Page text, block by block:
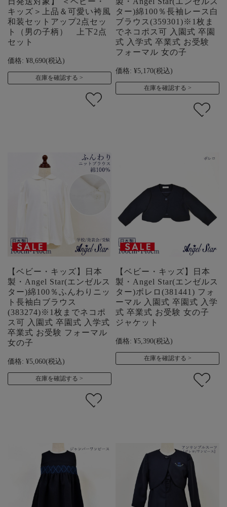
キッズ＞上品＆可愛い袴風
和装セットアップ2点セッ
ト（男の子柄） 上下2点
セット
価格: ¥8,690(税込)
在庫を確認する
ター)綿100％長袖レース白
ブラウス(359301)※1枚ま
でネコポス可 入園式 卒園
式 入学式 卒業式 お受験
フォーマル 女の子
価格: ¥5,170(税込)
在庫を確認する
【ベビー・キッズ】日本
製・Angel Star(エンゼルス
ター)綿100％ふんわりニッ
ト長袖白ブラウス
(383274)※1枚までネコポ
ス可 入園式 卒園式 入学式
卒業式 お受験 フォーマル
女の子
価格: ¥5,060(税込)
在庫を確認する
【ベビー・キッズ】日本
製・Angel Star(エンゼルス
ター)ボレロ(381441) フォ
ーマル 入園式 卒園式 入学
式 卒業式 お受験 女の子
ジャケット
価格: ¥5,390(税込)
在庫を確認する